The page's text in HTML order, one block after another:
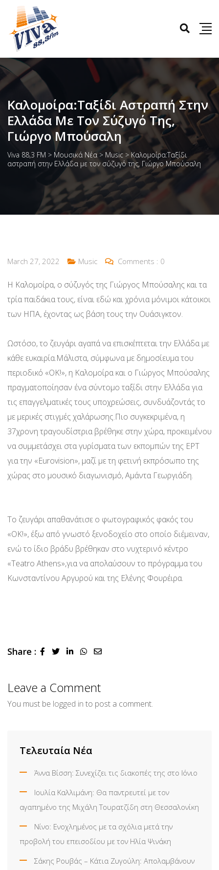
Καλομοίρα:Ταξίδι Αστραπή Στην
Ελλάδα Με Τον Σύζυγό Της,
Γιώργο Μπούσαλη
Viva 88,3 FM > Μουσικά Νέα > Music > Καλομοίρα:Ταξίδι
αστραπή στην Ελλάδα με τον σύζυγό της, Γιώργο Μπούσαλη
March 27, 2022 Music Comments : 0
Η Καλομοίρα, ο σύζυγός της Γιώργος Μπούσαλης και τα
τρία παιδάκια τους, είναι εδώ και χρόνια μόνιμοι κάτοικοι
των ΗΠΑ, έχοντας ως βάση τους την Ουάσιγκτον.
Ωστόσο, το ζευγάρι αγαπά να επισκέπτεται την Ελλάδα με
κάθε ευκαιρία.Μάλιστα, σύμφωνα με δημοσίευμα του
περιοδικό «OK!», η Καλομοίρα και ο Γιώργος Μπούσαλης
πραγματοποίησαν ένα σύντομο ταξίδι στην Ελλάδα για
τις επαγγελματικές τους υποχρεώσεις, συνδυάζοντάς το
με μερικές στιγμές χαλάρωσης.Πιο συγκεκριμένα, η
37χρονη τραγουδίστρια βρέθηκε στην χώρα, προκειμένου
να συμμετάσχει στα γυρίσματα των εκπομπών της ΕΡΤ
για την «Eurovision», μαζί με τη φετινή εκπρόσωπο της
χώρας στο μουσικό διαγωνισμό, Αμάντα Γεωργιάδη.
Το ζευγάρι απαθανάτισε ο φωτογραφικός φακός του
«ΟΚ!», έξω από γνωστό ξενοδοχείο στο οποίο διέμειναν,
ενώ το ίδιο βράδυ βρέθηκαν στο νυχτερινό κέντρο
«Teatro Athens»,για να απολαύσουν το πρόγραμμα του
Κωνσταντίνου Αργυρού και της Ελένης Φουρέιρα.
Share : LinkedInWhatsapp
Share
Leave a Comment
You must be logged in to post a comment.
Τελευταία Νέα
Άννα Βίσση: Συνεχίζει τις διακοπές της στο Ιόνιο
Ιουλία Καλλιμάνη: Θα παντρευτεί με τον
αγαπημένο της Μιχάλη Τουρατζίδη στη Θεσσαλονίκη
Νίνο: Ενοχλημένος με τα σχόλια μετά την
προβολή του επεισοδίου με τον Ηλία Ψινάκη
Σάκης Ρουβάς – Κάτια Ζυγούλη: Απολαμβάνουν